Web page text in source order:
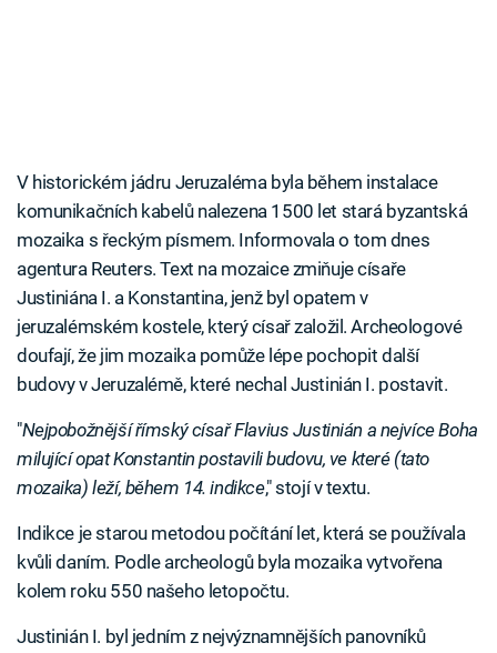
V historickém jádru Jeruzaléma byla během instalace
komunikačních kabelů nalezena 1500 let stará byzantská
mozaika s řeckým písmem. Informovala o tom dnes
agentura Reuters. Text na mozaice zmiňuje císaře
Justiniána I. a Konstantina, jenž byl opatem v
jeruzalémském kostele, který císař založil. Archeologové
doufají, že jim mozaika pomůže lépe pochopit další
budovy v Jeruzalémě, které nechal Justinián I. postavit.
"Nejpobožnější římský císař Flavius Justinián a nejvíce Boha
milující opat Konstantin postavili budovu, ve které (tato
mozaika) leží, během 14. indikce," stojí v textu.
Indikce je starou metodou počítání let, která se používala
kvůli daním. Podle archeologů byla mozaika vytvořena
kolem roku 550 našeho letopočtu.
Justinián I. byl jedním z nejvýznamnějších panovníků